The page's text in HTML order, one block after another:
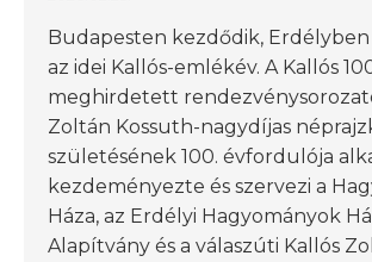
Budapesten kezdődik,
az idei Kallós-emlékév. A Kallós
meghirdetett
Zoltán Kossuth-nagydíjas
születésének 100. évfordulója
kezdeményezte és szervezi a
Háza, az Erdélyi Hagyományok
Alapítvány és a válaszúti Kallós